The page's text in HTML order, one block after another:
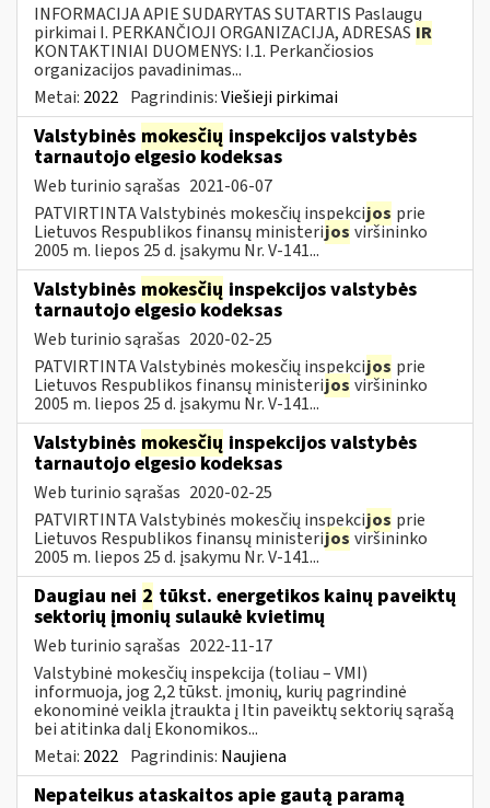
INFORMACIJA APIE SUDARYTAS SUTARTIS Paslaugų
pirkimai I. PERKANČIOJI ORGANIZACIJA, ADRESAS IR
KONTAKTINIAI DUOMENYS: I.1. Perkančiosios
organizacijos pavadinimas...
Metai: 2022 Pagrindinis:Viešieji pirkimai
Valstybinės mokesčių inspekcijos valstybės
tarnautojo elgesio kodeksas
Web turinio sąrašas 2021-06-07
PATVIRTINTA Valstybinės mokesčių inspekcijos prie
Lietuvos Respublikos finansų ministerijos viršininko
2005 m. liepos 25 d. įsakymu Nr. V-141...
Valstybinės mokesčių inspekcijos valstybės
tarnautojo elgesio kodeksas
Web turinio sąrašas 2020-02-25
PATVIRTINTA Valstybinės mokesčių inspekcijos prie
Lietuvos Respublikos finansų ministerijos viršininko
2005 m. liepos 25 d. įsakymu Nr. V-141...
Valstybinės mokesčių inspekcijos valstybės
tarnautojo elgesio kodeksas
Web turinio sąrašas 2020-02-25
PATVIRTINTA Valstybinės mokesčių inspekcijos prie
Lietuvos Respublikos finansų ministerijos viršininko
2005 m. liepos 25 d. įsakymu Nr. V-141...
Daugiau nei 2 tūkst. energetikos kainų paveiktų
sektorių įmonių sulaukė kvietimų
Web turinio sąrašas 2022-11-17
Valstybinė mokesčių inspekcija (toliau – VMI)
informuoja, jog 2,2 tūkst. įmonių, kurių pagrindinė
ekonominė veikla įtraukta į Itin paveiktų sektorių sąrašą
bei atitinka dalį Ekonomikos...
Metai: 2022 Pagrindinis: Naujiena
Nepateikus ataskaitos apie gautą paramą